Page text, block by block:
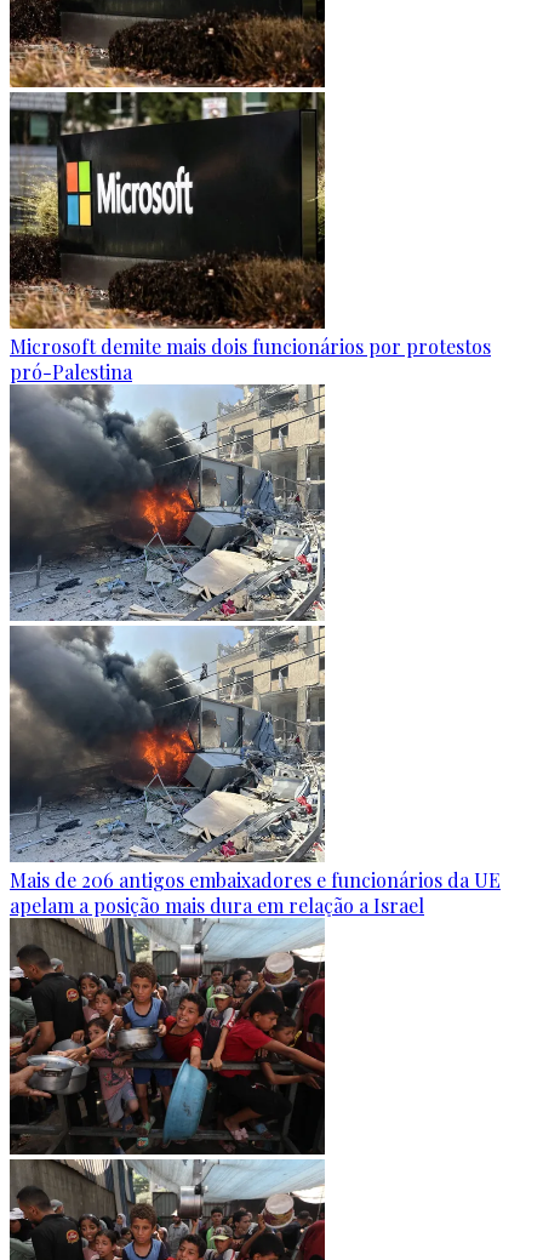
Microsoft demite mais dois funcionários por protestos
pró-Palestina
Mais de 206 antigos embaixadores e funcionários da UE
apelam a posição mais dura em relação a Israel